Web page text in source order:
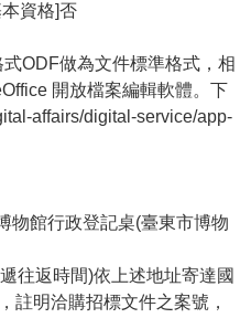
資格]否
ODF做為文件標準格式，相
開放檔案編輯軟體。下
affairs/digital-service/app-
物館行政登記桌(臺東市博物
往返時間)依上述地址寄達國
註明洽購招標文件之案號，